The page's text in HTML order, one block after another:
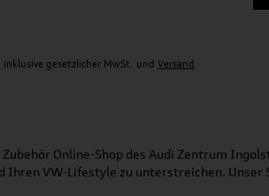
inklusive gesetzlicher MwSt. und Versand
Zubehör Online-Shop des Audi Zentrum
Ihren VW-Lifestyle zu unterstreichen. Unser